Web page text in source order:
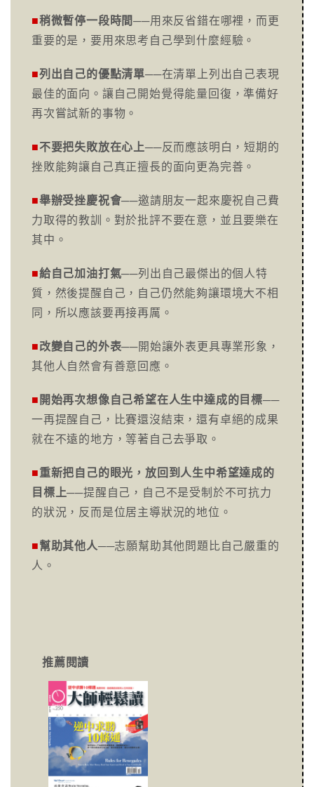
■稍微暫停一段時間──用來反省錯在哪裡，而更
重要的是，要用來思考自己學到什麼經驗。
■列出自己的優點清單──在清單上列出自己表現
最佳的面向。讓自己開始覺得能量回復，準備好
再次嘗試新的事物。
■不要把失敗放在心上──反而應該明白，短期的
挫敗能夠讓自己真正擅長的面向更為完善。
■舉辦受挫慶祝會──邀請朋友一起來慶祝自己費
力取得的教訓。對於批評不要在意，並且要樂在
其中。
■給自己加油打氣──列出自己最傑出的個人特
質，然後提醒自己，自己仍然能夠讓環境大不相
同，所以應該要再接再厲。
■改變自己的外表──開始讓外表更具專業形象，
其他人自然會有善意回應。
■ 開始再次想像自己希望在人生中達成的目標──
一再提醒自己，比賽還沒結束，還有卓絕的成果
就在不遠的地方，等著自己去爭取。
■重新把自己的眼光，放回到人生中希望達成的
目標上──提醒自己，自己不是受制於不可抗力
的狀況，反而是位居主導狀況的地位。
■幫助其他人──志願幫助其他問題比自己嚴重的
人。
推薦閱讀